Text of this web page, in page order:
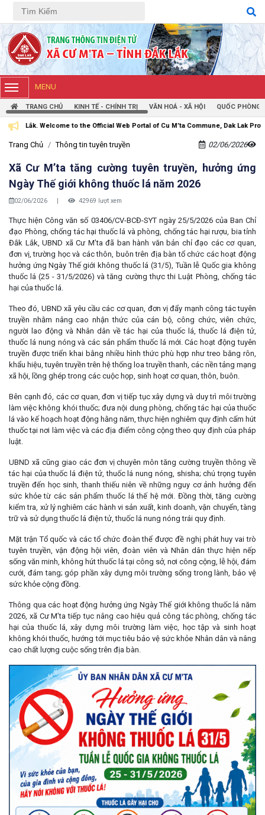
Tiếng Việt Tiếng Anh
MENU
TRANG CHỦ KINH TẾ - CHÍNH TRỊ VĂN HOÁ - XÃ HỘI QUỐC PHÒNG
the Official Web Portal of Cu M’ta Commune, Dak Lak Province
Trang Chủ Thông tin tuyên truyền 02/06/2026
Xã Cư M’ta tăng cường tuyên truyền, hưởng ứng
Ngày Thế giới không thuốc lá năm 2026
02/06/2026 42969 lượt xem
Thực hiện Công văn số 03406/CV-BCĐ-SYT ngày 25/5/2026 của Ban Chỉ
đạo Phòng, chống tác hại thuốc lá và phòng, chống tác hại rượu, bia tỉnh
Đắk Lắk, UBND xã Cư M’ta đã ban hành văn bản chỉ đạo các cơ quan,
đơn vị, trường học và các thôn, buôn trên địa bàn tổ chức các hoạt động
hưởng ứng Ngày Thế giới không thuốc lá (31/5), Tuần lễ Quốc gia không
thuốc lá (25 - 31/5/2026) và tăng cường thực thi Luật Phòng, chống tác
hại của thuốc lá.
Theo đó, UBND xã yêu cầu các cơ quan, đơn vị đẩy mạnh công tác tuyên
truyền nhằm nâng cao nhận thức của cán bộ, công chức, viên chức,
người lao động và Nhân dân về tác hại của thuốc lá, thuốc lá điện tử,
thuốc lá nung nóng và các sản phẩm thuốc lá mới. Các hoạt động tuyên
truyền được triển khai bằng nhiều hình thức phù hợp như treo băng rôn,
khẩu hiệu, tuyên truyền trên hệ thống loa truyền thanh, các nền tảng mạng
xã hội, lồng ghép trong các cuộc họp, sinh hoạt cơ quan, thôn, buôn.
Bên cạnh đó, các cơ quan, đơn vị tiếp tục xây dựng và duy trì môi trường
làm việc không khói thuốc; đưa nội dung phòng, chống tác hại của thuốc
lá vào kế hoạch hoạt động hằng năm, thực hiện nghiêm quy định cấm hút
thuốc tại nơi làm việc và các địa điểm công cộng theo quy định của pháp
luật.
UBND xã cũng giao các đơn vị chuyên môn tăng cường truyền thông về
tác hại của thuốc lá điện tử, thuốc lá nung nóng, shisha; chú trọng tuyên
truyền đến học sinh, thanh thiếu niên về những nguy cơ ảnh hưởng đến
sức khỏe từ các sản phẩm thuốc lá thế hệ mới. Đồng thời, tăng cường
kiểm tra, xử lý nghiêm các hành vi sản xuất, kinh doanh, vận chuyển, tàng
trữ và sử dụng thuốc lá điện tử, thuốc lá nung nóng trái quy định.
Mặt trận Tổ quốc và các tổ chức đoàn thể được đề nghị phát huy vai trò
tuyên truyền, vận động hội viên, đoàn viên và Nhân dân thực hiện nếp
sống văn minh, không hút thuốc lá tại công sở, nơi công cộng, lễ hội, đám
cưới, đám tang; góp phần xây dựng môi trường sống trong lành, bảo vệ
sức khỏe cộng đồng.
Thông qua các hoạt động hưởng ứng Ngày Thế giới không thuốc lá năm
2026, xã Cư M’ta tiếp tục nâng cao hiệu quả công tác phòng, chống tác
hại của thuốc lá, xây dựng môi trường làm việc, học tập và sinh hoạt
không khói thuốc, hướng tới mục tiêu bảo vệ sức khỏe Nhân dân và nâng
cao chất lượng cuộc sống trên địa bàn.